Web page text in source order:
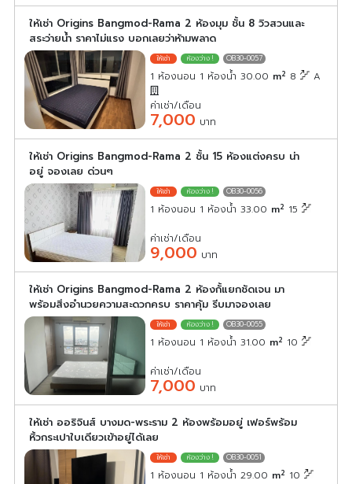
ให้เช่า Origins Bangmod-Rama 2 ห้องมุม ชั้น 8 วิวสวนและ
สระว่ายน้ำ ราคาไม่แรง บอกเลยว่าห้ามพลาด
OB30-0057
1 ห้องนอน 1 ห้องน้ำ 30.00 m2 8 A
ค่าเช่า/เดือน
7,000 บาท
ให้เช่า Origins Bangmod-Rama 2 ชั้น 15 ห้องแต่งครบ น่า
อยู่ จองเลย ด่วนๆ
OB30-0056
1 ห้องนอน 1 ห้องน้ำ 33.00 m2 15
ค่าเช่า/เดือน
9,000 บาท
ให้เช่า Origins Bangmod-Rama 2 ห้องกั้แยกชัดเจน มา
พร้อมสิ่งอำนวยความสะดวกครบ ราคาคุ้ม รีบมาจองเลย
OB30-0055
1 ห้องนอน 1 ห้องน้ำ 31.00 m2 10
ค่าเช่า/เดือน
7,000 บาท
ให้เช่า ออริจินส์ บางมด-พระราม 2 ห้องพร้อมอยู่ เฟอร์พร้อม
หิ้วกระเปาใบเดียวเข้าอยู่ได้เลย
OB30-0051
1 ห้องนอน 1 ห้องน้ำ 29.00 m2 10